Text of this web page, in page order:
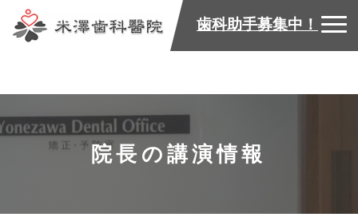
歯科助手募集中！
院長の講演情報